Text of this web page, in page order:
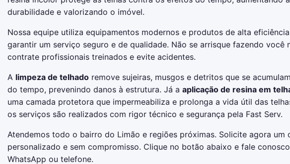
durabilidade e valorizando o imóvel.
Nossa equipe utiliza equipamentos modernos e produtos de alta
garantir um serviço seguro e de qualidade. Não se arrisque fazendo você
contrate profissionais treinados e evite acidentes.
A limpeza de telhado remove sujeiras, musgos e detritos que se
do tempo, prevenindo danos à estrutura. Já a aplicação de resina em
uma camada protetora que impermeabiliza e prolonga a vida útil das
os serviços são realizados com rigor técnico e segurança pela Fast Serv.
Atendemos todo o bairro do Limão e regiões próximas. Solicite agora um
personalizado e sem compromisso. Clique no botão abaixo e fale
WhatsApp ou telefone.